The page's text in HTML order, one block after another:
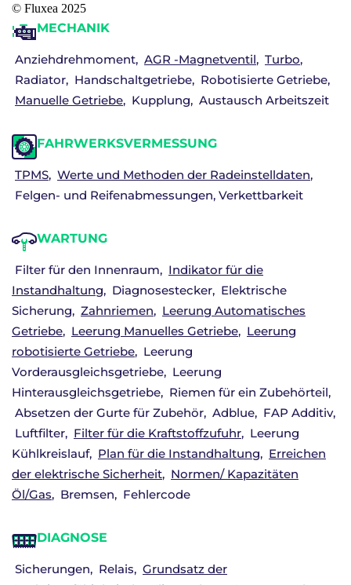
© Fluxea 2025
MECHANIK
Anziehdrehmoment AGR -Magnetventil
Turbo
Radiator
Handschaltgetriebe
Robotisierte Getriebe
Manuelle Getriebe
Kupplung Austausch Arbeitszeit
FAHRWERKSVERMESSUNG
TPMS Werte und Methoden der Radeinstelldaten
Felgen- und Reifenabmessungen, Verkettbarkeit
WARTUNG
Filter für den Innenraum
Indikator für die
Instandhaltung
Diagnosestecker
Elektrische
Sicherung
Zahnriemen
Leerung Automatisches
Getriebe
Leerung Manuelles Getriebe
Leerung
robotisierte Getriebe
Leerung
Vorderausgleichsgetriebe
Leerung
Hinterausgleichsgetriebe
Riemen für ein Zubehörteil
Absetzen der Gurte für Zubehör Adblue
FAP Additiv
Luftfilter
Filter für die Kraftstoffzufuhr
Leerung
Kühlkreislauf
Plan für die Instandhaltung
Erreichen
der elektrische Sicherheit
Normen/ Kapazitäten
Öl/Gas
Bremsen Fehlercode
DIAGNOSE
Sicherungen Relais
Grundsatz der